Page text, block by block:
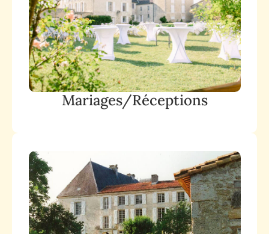
Mariages/Réceptions